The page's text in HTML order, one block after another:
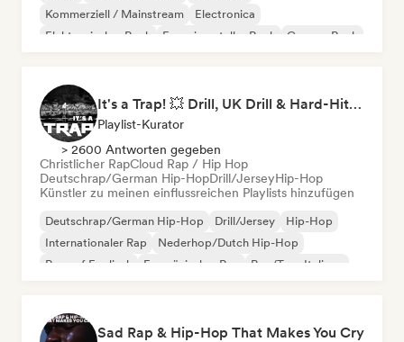
Kommerziell / Mainstream
Electronica
Elektronischer Rock
Experimenteller Rock Garage-Rock
It's a Trap! 💥 Drill, UK Drill & Hard-Hitting Trap
Playlist-Kurator
> 2600 Antworten gegeben
Christlicher RapCloud Rap / Hip Hop
Deutschrap/German Hip-HopDrill/JerseyHip-Hop
Künstler zu meinen einflussreichen Playlists hinzufügen
Deutschrap/German Hip-Hop Drill/Jersey
Hip-Hop
Internationaler Rap
Nederhop/Dutch Hip-Hop
Rap auf Englisch
Französischer Rap Rap/Trap Italiano
Sad Rap & Hip-Hop That Makes You Cry